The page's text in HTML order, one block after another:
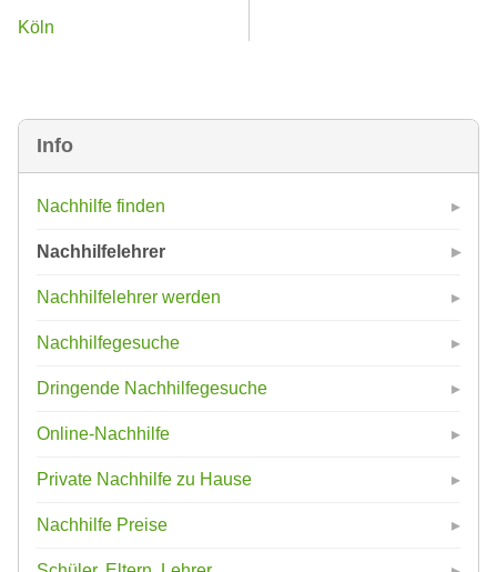
Info
Nachhilfe finden
Nachhilfelehrer
Nachhilfelehrer werden
Nachhilfegesuche
Dringende Nachhilfegesuche
Online-Nachhilfe
Private Nachhilfe zu Hause
Nachhilfe Preise
Köln